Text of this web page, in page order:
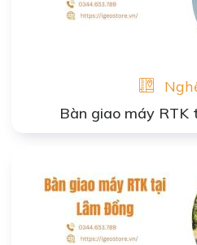
Bàn giao máy RTK